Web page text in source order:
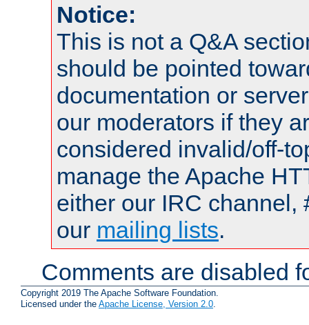
Notice:
This is not a Q&A
should be pointed
documentation or
our moderators if they
considered invalid/off-
manage the Apache
either our IRC channel,
our mailing lists.
Comments are disabled
Copyright 2019 The Apache Software Foundation.
Licensed under the Apache License, Version 2.0.